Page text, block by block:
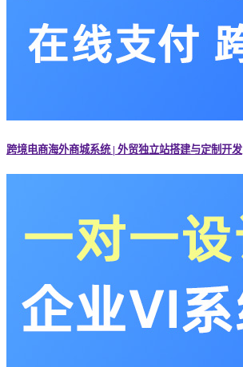
跨境电商海外商城系统 | 外贸独立站搭建与定制开发